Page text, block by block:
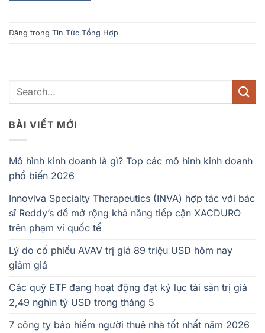
Đăng trong Tin Tức Tổng Hợp
BÀI VIẾT MỚI
Mô hình kinh doanh là gì? Top các mô hình kinh doanh
phổ biến 2026
Innoviva Specialty Therapeutics (INVA) hợp tác với bác
sĩ Reddy’s để mở rộng khả năng tiếp cận XACDURO
trên phạm vi quốc tế
Lý do cổ phiếu AVAV trị giá 89 triệu USD hôm nay
giảm giá
Các quỹ ETF đang hoạt động đạt kỷ lục tài sản trị giá
2,49 nghìn tỷ USD trong tháng 5
7 công ty bảo hiểm người thuê nhà tốt nhất năm 2026